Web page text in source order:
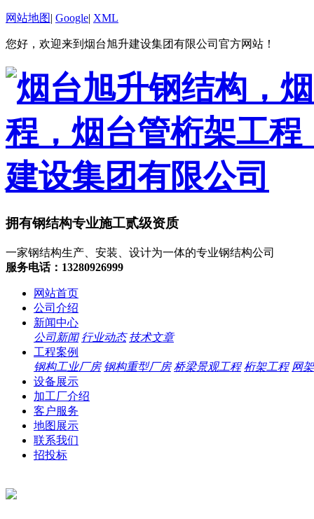
网站地图| Google| XML
您好，欢迎来到烟台旭升建设集团有限公司官方网站！
拥有钢结构专业施工贰级资质
一家钢结构生产、安装、设计为一体的专业钢结构公司
服务电话：13280926999
网站首页
公司介绍
新闻中心
公司新闻 行业动态 技术文章
工程案例
钢构工业厂房 钢构重型厂房 桥梁景观工程 桁架工程 网
设备展示
加工厂介绍
客户服务
地图展示
联系我们
招投标